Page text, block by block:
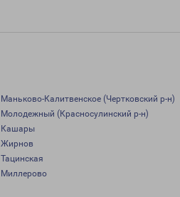
Маньково-Калитвенское (Чертковский р-н)
Молодежный (Красносулинский р-н)
Кашары
Жирнов
Тацинская
Миллерово